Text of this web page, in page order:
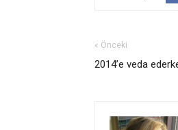
« Önceki
2014’e veda